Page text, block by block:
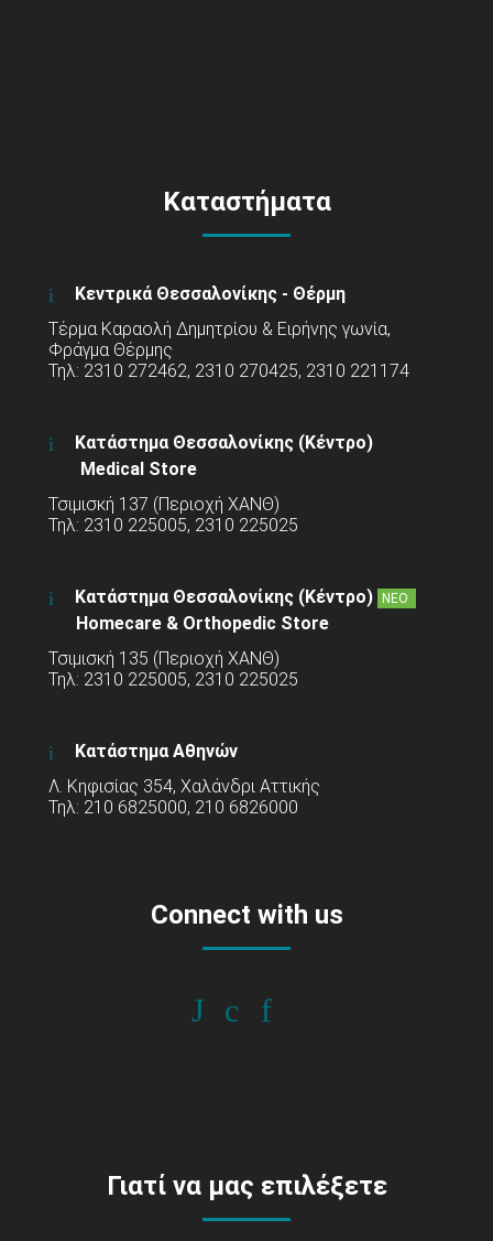
Καταστήματα
Κεντρικά Θεσσαλονίκης - Θέρμη
Τέρμα Καραολή Δημητρίου & Ειρήνης γωνία,
Φράγμα Θέρμης
Τηλ: 2310 272462, 2310 270425, 2310 221174
Κατάστημα Θεσσαλονίκης (Κέντρο)
Medical Store
Τσιμισκή 137 (Περιοχή ΧΑΝΘ)
Τηλ: 2310 225005, 2310 225025
Κατάστημα Θεσσαλονίκης (Κέντρο) ΝΕΟ
Homecare & Orthopedic Store
Τσιμισκή 135 (Περιοχή ΧΑΝΘ)
Τηλ: 2310 225005, 2310 225025
Κατάστημα Αθηνών
Λ. Κηφισίας 354, Χαλάνδρι Αττικής
Τηλ: 210 6825000, 210 6826000
Connect with us
Γιατί να μας επιλέξετε